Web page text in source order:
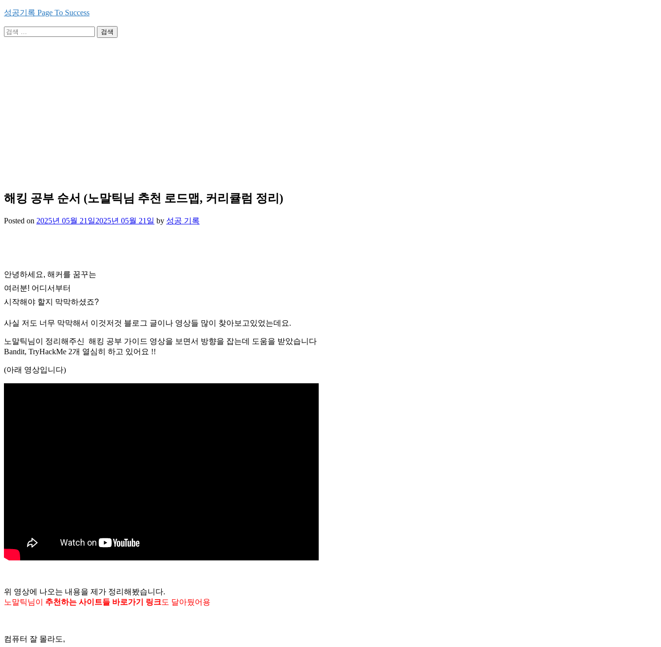
Skip
content
성공기록 Page To Success
검
해킹 공부 순서 (노말틱님 추천 로드맵, 커리큘럼 정리)
Posted on 2025년 05월 21일2025년 05월 21일 by 성공 기록
안녕하세요, 해커를 꿈꾸는
여러분! 어디서부터
시작해야 할지 막막하셨죠?
사실 저도 너무 막막해서 이것저것 블로그 글이나 영상들 많이 찾아보고있었는데요.
노말틱님이 정리해주신 해킹 공부 가이드 영상을 보면서 방향을 잡는데 도움을 받았습니다
Bandit, TryHackMe 2개 열심히 하고 있어요 !!
(아래 영상입니다)
위 영상에 나오는 내용을 제가 정리해봤습니다.
노말틱님이 추천하는 사이트들 바로가기 링크도 달아뒀어용
컴퓨터 잘 몰라도,